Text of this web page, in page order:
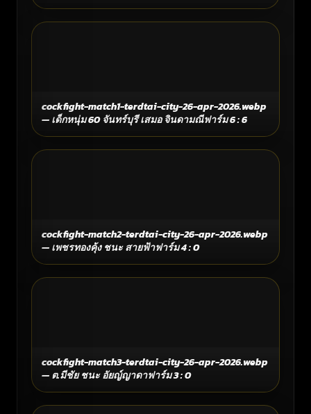
cockfight-match1-terdtai-city-26-apr-2026.webp
— เด็กหนุ่ม 60 จันทร์บุรี เสมอ จินดามณีฟาร์ม 6 : 6
cockfight-match2-terdtai-city-26-apr-2026.webp
— เพชรทองคุ้ง ชนะ สายฟ้าฟาร์ม 4 : 0
cockfight-match3-terdtai-city-26-apr-2026.webp
— ต.มีชัย ชนะ อัยญ์ญาดาฟาร์ม 3 : 0